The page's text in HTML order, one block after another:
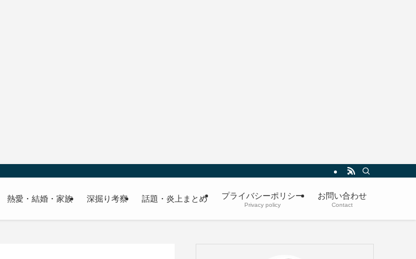
熱愛・結婚・家族 深掘り考察 話題・炎上まとめ プライバシーポリシー
Privacy policy
お問い合わせ
Contact